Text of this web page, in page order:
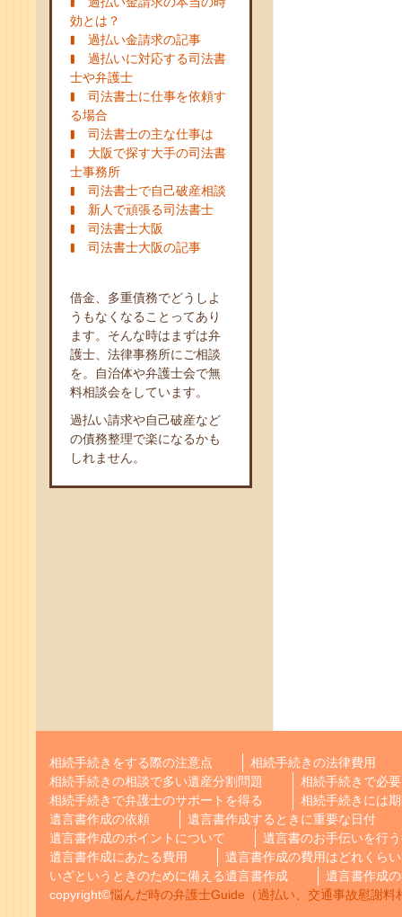
効とは？
過払い金請求の記事
過払いに対応する司法書
士や弁護士
司法書士に仕事を依頼す
る場合
司法書士の主な仕事は
大阪で探す大手の司法書
士事務所
司法書士で自己破産相談
新人で頑張る司法書士
司法書士大阪
司法書士大阪の記事
借金、多重債務でどうしよ
うもなくなることってあり
ます。そんな時はまずは弁
護士、法律事務所にご相談
を。自治体や弁護士会で無
料相談会をしています。
過払い請求や自己破産など
の債務整理で楽になるかも
しれません。
相続手続きをする際の注意点
相続手続きの法律費用
相続手続きの相談で多い遺産分割問題
相続手続きで必
相続手続きで弁護士のサポートを得る
相続手続きには
遺言書作成の依頼
遺言書作成するときに重要な日付
遺言書作成のポイントについて
遺言書のお手伝いを行
遺言書作成にあたる費用
遺言書作成の費用はどれくら
いざというときのために備える遺言書作成
遺言書作成
copyright©悩んだ時の弁護士Guide（過払い、交通事故慰謝料